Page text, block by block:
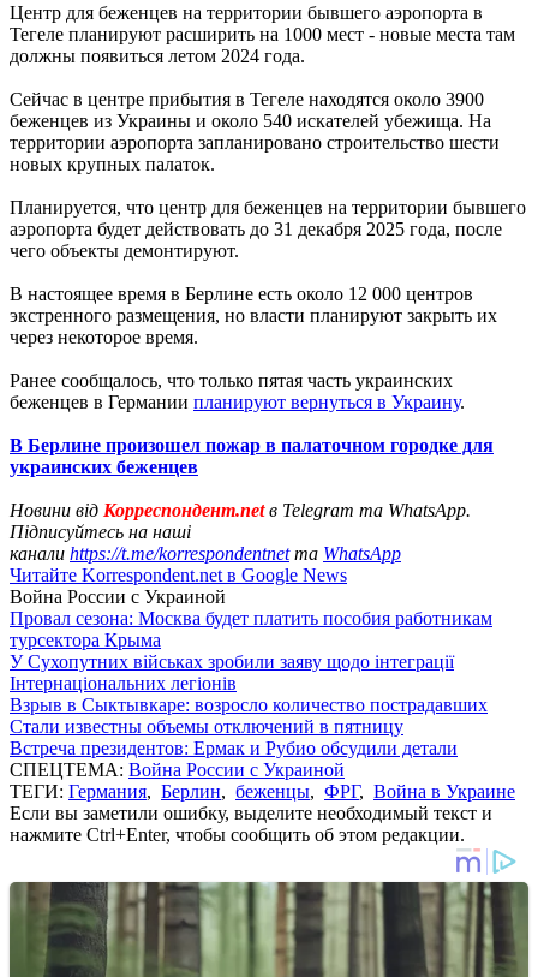
Центр для беженцев на территории бывшего аэропорта в
Тегеле планируют расширить на 1000 мест - новые места там
должны появиться летом 2024 года.
Сейчас в центре прибытия в Тегеле находятся около 3900
беженцев из Украины и около 540 искателей убежища. На
территории аэропорта запланировано строительство шести
новых крупных палаток.
Планируется, что центр для беженцев на территории бывшего
аэропорта будет действовать до 31 декабря 2025 года, после
чего объекты демонтируют.
В настоящее время в Берлине есть около 12 000 центров
экстренного размещения, но власти планируют закрыть их
через некоторое время.
Ранее сообщалось, что только пятая часть украинских
беженцев в Германии планируют вернуться в Украину.
В Берлине произошел пожар в палаточном городке для
украинских беженцев
Новини від Корреспондент.netв Telegram та WhatsApp.
Підписуйтесь на наші
канали https://t.me/korrespondentnetта WhatsApp
Читайте Korrespondent.net в Google News
Война России с Украиной
Провал сезона: Москва будет платить пособия работникам
турсектора Крыма
У Сухопутних військах зробили заяву щодо інтеграції
Інтернаціональних легіонів
Взрыв в Сыктывкаре: возросло количество пострадавших
Стали известны объемы отключений в пятницу
Встреча президентов: Ермак и Рубио обсудили детали
СПЕЦТЕМА: Война России с Украиной
ТЕГИ: Германия, Берлин, беженцы, ФРГ, Война в Украине
Если вы заметили ошибку, выделите необходимый текст и
нажмите Ctrl+Enter, чтобы сообщить об этом редакции.